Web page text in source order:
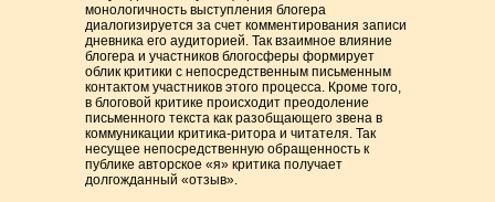
монологичность выступления блогера
диалогизируется за счет комментирования записи
дневника его аудиторией. Так взаимное влияние
блогера и участников блогосферы формирует
облик критики с непосредственным письменным
контактом участников этого процесса. Кроме того,
в блоговой критике происходит преодоление
письменного текста как разобщающего звена в
коммуникации критика-ритора и читателя. Так
несущее непосредственную обращенность к
публике авторское «я» критика получает
долгожданный «отзыв».